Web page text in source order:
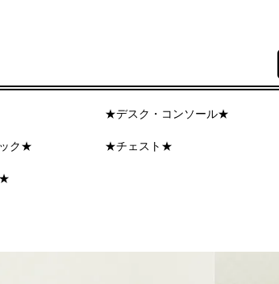
★デスク・コンソール★
ク★ ★チェスト★
★